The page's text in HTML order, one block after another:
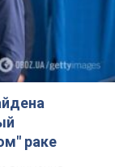
внимания